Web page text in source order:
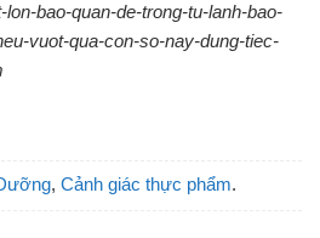
bao-quan-de-trong-tu-lanh-bao-
vuot-qua-con-so-nay-dung-tiec-
, Cảnh giác thực phẩm.